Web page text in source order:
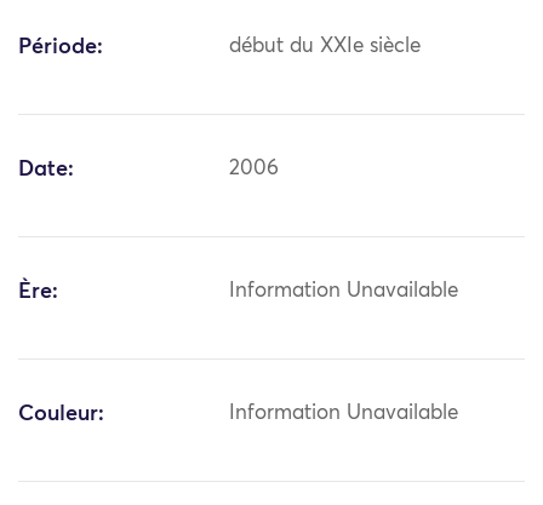
Période: début du XXIe siècle
Date: 2006
Ère: Information Unavailable
Couleur: Information Unavailable